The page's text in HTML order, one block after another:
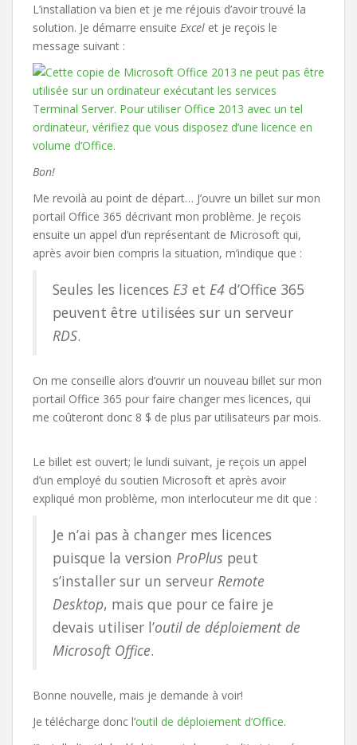
L’installation va bien et je me réjouis d’avoir trouvé la
solution. Je démarre ensuite Excel et je reçois le
message suivant :
Bon!
Me revoilà au point de départ… J’ouvre un billet sur mon
portail Office 365 décrivant mon problème. Je reçois
ensuite un appel d’un représentant de Microsoft qui,
après avoir bien compris la situation, m’indique que :
Seules les licences E3 et E4 d’Office 365
peuvent être utilisées sur un serveur
RDS.
On me conseille alors d’ouvrir un nouveau billet sur mon
portail Office 365 pour faire changer mes licences, qui
me coûteront donc 8 $ de plus par utilisateurs par mois.
Le billet est ouvert; le lundi suivant, je reçois un appel
d’un employé du soutien Microsoft et après avoir
expliqué mon problème, mon interlocuteur me dit que :
Je n’ai pas à changer mes licences
puisque la version ProPlus peut
s’installer sur un serveur Remote
Desktop, mais que pour ce faire je
devais utiliser l’outil de déploiement de
Microsoft Office.
Bonne nouvelle, mais je demande à voir!
Je télécharge donc l’outil de déploiement d’Office.